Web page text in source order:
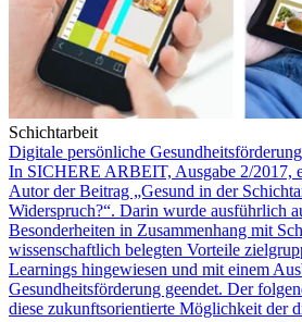
Schichtarbeit
Digitale persönliche
In SICHERE ARBEIT, Ausgabe 2/2017,
Autor der Beitrag „Gesund in der
Widerspruch?“. Darin wurde ausführlich
Besonderheiten in Zusammenhang mit
wissenschaftlich belegten Vorteile
Learnings hingewiesen und mit einem
Gesundheitsförderung geendet. Der
diese zukunftsorientierte Möglichkeit der